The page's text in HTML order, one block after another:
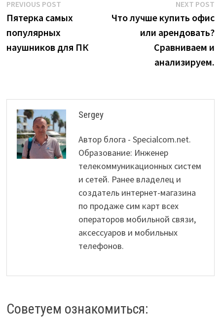
Post
navigation
PREVIOUS POSTPrevious
post:
Пятерка самых
популярных
наушников для ПК
NEXT POST
Что лучше купить офис
или арендовать?
Сравниваем и
анализируем.
Sergey
Автор блога - Specialcom.net.
Образование: Инженер
телекоммуникационных систем
и сетей. Ранее владелец и
создатель интернет-магазина
по продаже сим карт всех
операторов мобильной связи,
аксессуаров и мобильных
телефонов.
Советуем ознакомиться: